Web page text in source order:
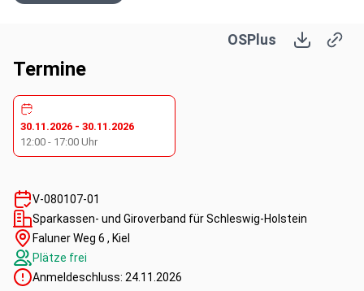
OSPlus
Termine
30.11.2026 - 30.11.2026
12:00 - 17:00 Uhr
V-080107-01
Sparkassen- und Giroverband für Schleswig-Holstein
Faluner Weg 6 , Kiel
Plätze frei
Anmeldeschluss: 24.11.2026